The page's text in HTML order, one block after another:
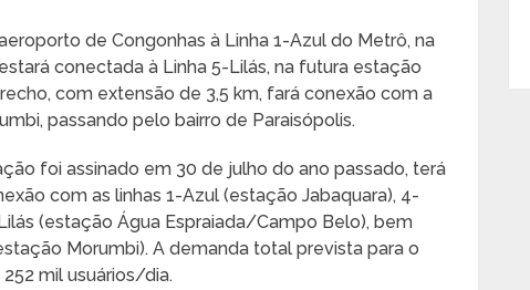
de Congonhas à Linha 1-Azul do Metrô, na
conectada à Linha 5-Lilás, na futura estação
com extensão de 3,5 km, fará conexão com a
passando pelo bairro de Paraisópolis.
foi assinado em 30 de julho do ano passado, terá
com as linhas 1-Azul (estação Jabaquara), 4-
(estação Água Espraiada/Campo Belo), bem
Morumbi). A demanda total prevista para o
mil usuários/dia.